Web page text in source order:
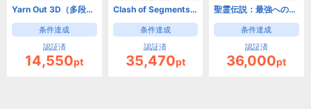
Yarn Out 3D（多段階）【Android】
条件達成
認証済
14,550pt
Clash of Segments【Android】
条件達成
認証済
35,470pt
聖霊伝説：最強への道【Android】
条件達成
認証済
36,000pt